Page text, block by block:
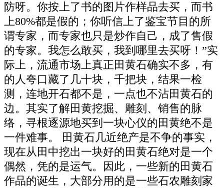
防呀。你按上了书的图片作样品去买，而书
上80%都是假的；你听信上了鉴宝节目的所
谓专家，而专家也只是炒作自己，成了售假
的专家。我怎么敢买，我到哪里去买呀！”实
际上，流通市场上真正田黄石确实不多，有
的人夸口藏了几十块，千把块，结果一检
测，连地开石都不是，一点也不沾田黄石的
边。其实了解田黄挖掘、雕刻、销售的脉
络，寻根逐源地买到一块心仪的田黄绝不是
一件难事。 田黄石几近绝产是不争的事实，
现在从田中挖出一块好的田黄石绝对是一个
偶然，凭的是运气。因此，一些新的田黄石
作品的诞生，大部分用的是一些石农雕刻家